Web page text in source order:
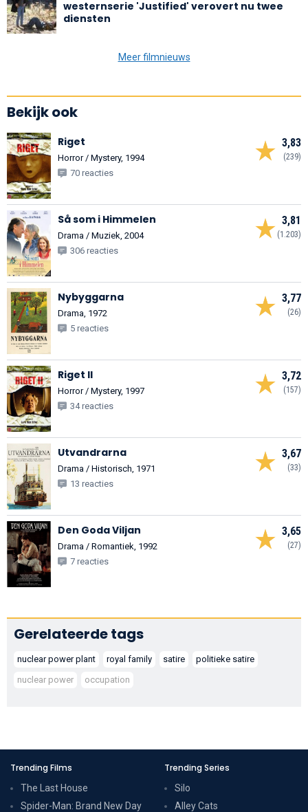
westernserie 'Justified' verovert nu twee
diensten
Meer filmnieuws
Bekijk ook
3,83
(239)
Riget
Horror / Mystery, 1994
70 reacties
3,81
(1.203)
Så som i Himmelen
Drama / Muziek, 2004
306 reacties
3,77
(26)
Nybyggarna
Drama, 1972
5 reacties
3,72
(157)
Riget II
Horror / Mystery, 1997
34 reacties
3,67
(33)
Utvandrarna
Drama / Historisch, 1971
13 reacties
3,65
(27)
Den Goda Viljan
Drama / Romantiek, 1992
7 reacties
Gerelateerde tags
nuclear power plant royal family satire
politieke satire
nuclear power
occupation
Trending Films
The Last House
Spider-Man: Brand New Day
Trending Series
Silo
Alley Cats